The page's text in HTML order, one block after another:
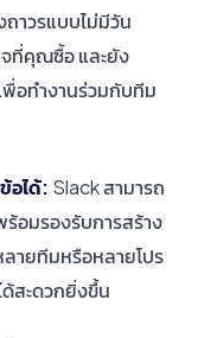
ถาวรแบบไม่มีวัน
ที่คุณซื้อ และยัง
พื่อทำงานร่วมกับทีม
อได้: Slack สามารถ
อมรองรับการสร้าง
ายทีมหรือหลายโปร
สะดวกยิ่งขึ้น